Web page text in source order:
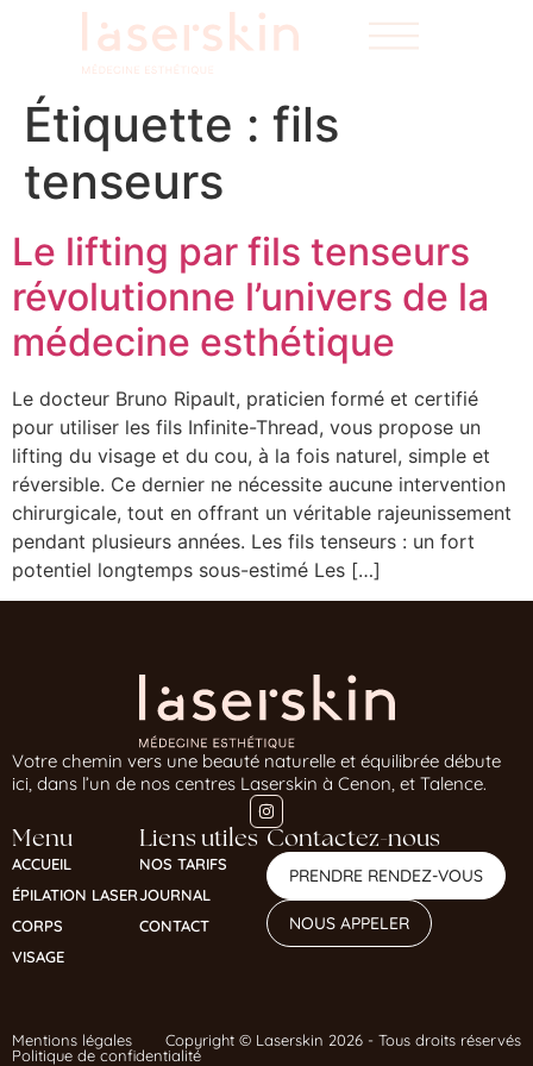
Étiquette : fils
tenseurs
Le lifting par fils tenseurs
révolutionne l’univers de la
médecine esthétique
Le docteur Bruno Ripault, praticien formé et certifié
pour utiliser les fils Infinite-Thread, vous propose un
lifting du visage et du cou, à la fois naturel, simple et
réversible. Ce dernier ne nécessite aucune intervention
chirurgicale, tout en offrant un véritable rajeunissement
pendant plusieurs années. Les fils tenseurs : un fort
potentiel longtemps sous-estimé Les […]
Votre chemin vers une beauté naturelle et équilibrée débute
ici, dans l’un de nos centres Laserskin à Cenon, et Talence.
Menu
ACCUEIL
ÉPILATION LASER
CORPS
VISAGE
Liens utiles
NOS TARIFS
JOURNAL
CONTACT
Contactez-nous
PRENDRE RENDEZ-VOUS
NOUS APPELER
Mentions légales
Copyright © Laserskin 2026 - Tous droits réservés
Politique de confidentialité